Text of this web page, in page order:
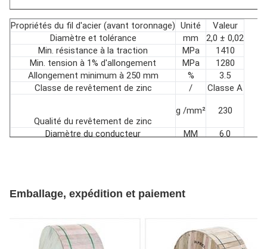
fois
Couche d'acier
Propriétés du fil d'acier (avant toronnage) Unité
Valeur
Diamètre et tolérance
mm
2,0 ± 0,02
Min. résistance à la traction
MPa
1410
Min. tension à 1% d'allongement
MPa
1280
Allongement minimum à 250 mm
%
3.5
Classe de revêtement de zinc
/ Classe A
Qualité du revêtement de zinc
g /mm² 230
Diamètre du conducteur MM
6.0
Emballage, expédition et paiement